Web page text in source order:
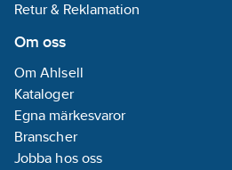
Retur & Reklamation
Om oss
Om Ahlsell
Kataloger
Egna märkesvaror
Branscher
Jobba hos oss